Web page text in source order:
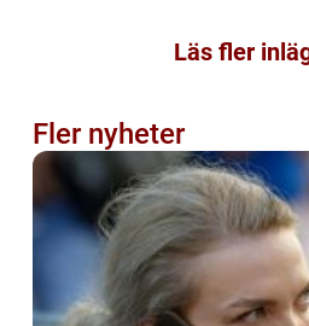
Läs fler
Fler nyheter